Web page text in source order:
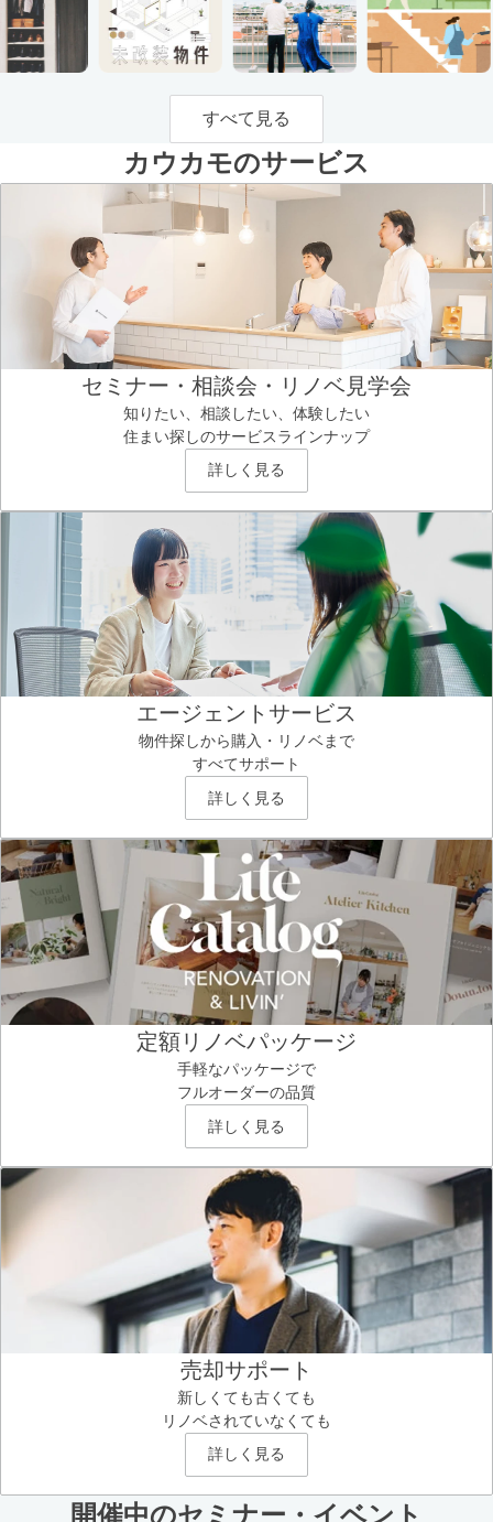
すべて見る
カウカモのサービス
セミナー・相談会・リノベ見学会
知りたい、相談したい、体験したい
住まい探しのサービスラインナップ
詳しく見る
エージェントサービス
物件探しから購入・リノベまで
すべてサポート
詳しく見る
定額リノベパッケージ
手軽なパッケージで
フルオーダーの品質
詳しく見る
売却サポート
新しくても古くても
リノベされていなくても
詳しく見る
開催中のセミナー・イベント